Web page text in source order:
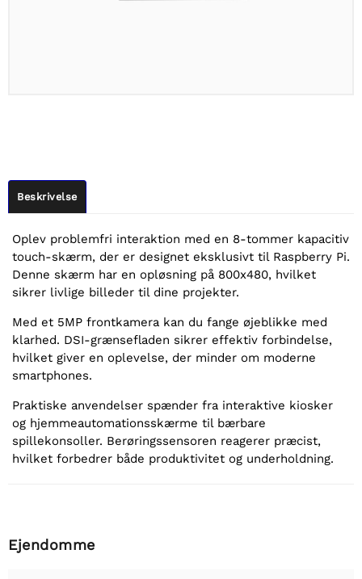
Beskrivelse
Oplev problemfri interaktion med en 8-tommer kapacitiv
touch-skærm, der er designet eksklusivt til Raspberry Pi.
Denne skærm har en opløsning på 800x480, hvilket
sikrer livlige billeder til dine projekter.
Med et 5MP frontkamera kan du fange øjeblikke med
klarhed. DSI-grænsefladen sikrer effektiv forbindelse,
hvilket giver en oplevelse, der minder om moderne
smartphones.
Praktiske anvendelser spænder fra interaktive kiosker
og hjemmeautomationsskærme til bærbare
spillekonsoller. Berøringssensoren reagerer præcist,
hvilket forbedrer både produktivitet og underholdning.
Ejendomme